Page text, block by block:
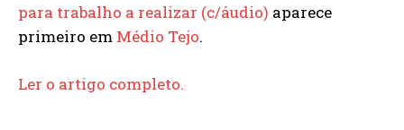
para trabalho a realizar (c/áudio) aparece
primeiro em Médio Tejo.
Ler o artigo completo.